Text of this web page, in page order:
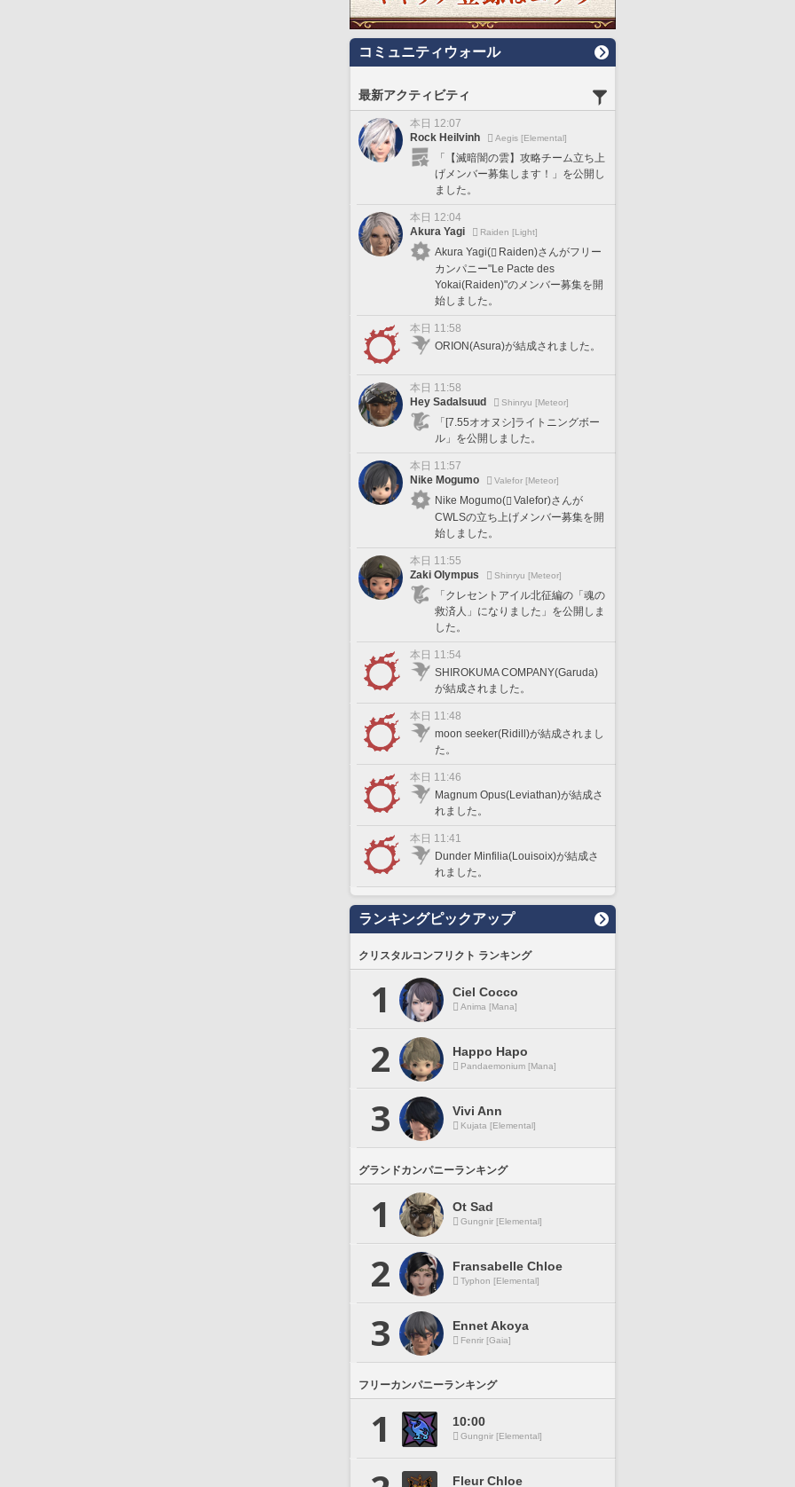
コミュニティウォール
最新アクティビティ
本日 12:07
Rock Heilvinh
Aegis [Elemental]
「【滅暗闇の雲】攻略チーム立ち上
げメンバー募集します！」を公開し
ました。
本日 12:04
Akura Yagi
Raiden [Light]
Akura Yagi(
Raiden)さんがフリー
カンパニー"Le Pacte des
Yokai(Raiden)"のメンバー募集を開
始しました。
本日 11:58
ORION(Asura)が結成されました。
本日 11:58
Hey Sadalsuud
Shinryu [Meteor]
「[7.55オオヌシ]ライトニングボー
ル」を公開しました。
本日 11:57
Nike Mogumo
Valefor [Meteor]
Nike Mogumo(
Valefor)さんが
CWLSの立ち上げメンバー募集を開
始しました。
本日 11:55
Zaki Olympus
Shinryu [Meteor]
「クレセントアイル北征編の「魂の
救済人」になりました」を公開しま
した。
本日 11:54
SHIROKUMA COMPANY(Garuda)
が結成されました。
本日 11:48
moon seeker(Ridill)が結成されまし
た。
本日 11:46
Magnum Opus(Leviathan)が結成さ
れました。
本日 11:41
Dunder Minfilia(Louisoix)が結成さ
れました。
ランキングピックアップ
クリスタルコンフリクト ランキング
1 Ciel Cocco
Anima [Mana]
2 Happo Hapo
Pandaemonium [Mana]
3 Vivi Ann
Kujata [Elemental]
グランドカンパニーランキング
1 Ot Sad
Gungnir [Elemental]
2 Fransabelle Chloe
Typhon [Elemental]
3 Ennet Akoya
Fenrir [Gaia]
フリーカンパニーランキング
1 10:00
Gungnir [Elemental]
Fleur Chloe